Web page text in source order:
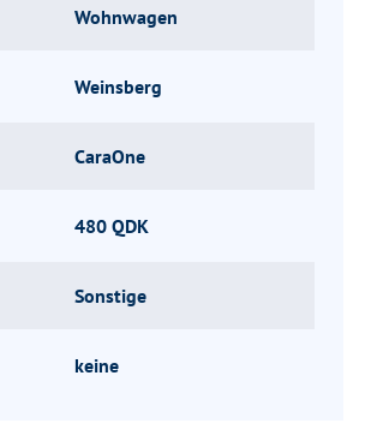
Wohnwagen
Weinsberg
CaraOne
480 QDK
Sonstige
keine